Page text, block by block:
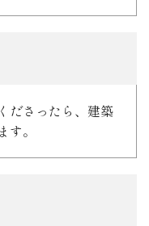
ださったら、建築
。